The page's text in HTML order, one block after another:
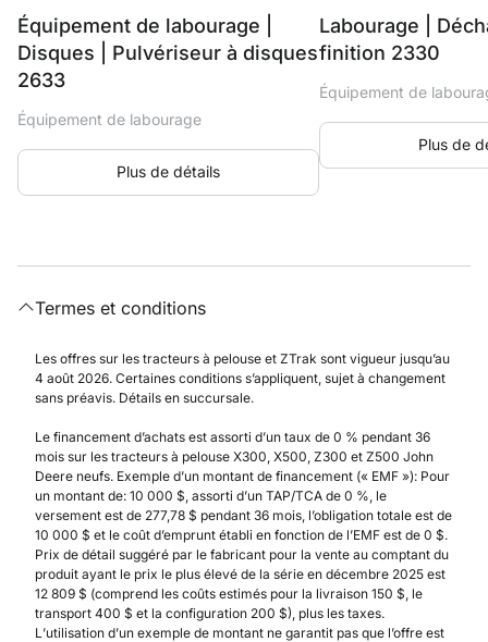
Équipement de labourage |
Disques | Pulvériseur à disques
2633
Équipement de labourage
Plus de détails
Labourage |
finition 2330
Équipement de
Plus de
Termes et conditions
Les offres sur les tracteurs à pelouse et ZTrak sont vigueur jusqu’au
4 août 2026. Certaines conditions s’appliquent, sujet à changement
sans préavis. Détails en succursale.
Le financement d’achats est assorti d’un taux de 0 % pendant 36
mois sur les tracteurs à pelouse X300, X500, Z300 et Z500 John
Deere neufs. Exemple d’un montant de financement (« EMF »): Pour
un montant de: 10 000 $, assorti d’un TAP/TCA de 0 %, le
versement est de 277,78 $ pendant 36 mois, l’obligation totale est de
10 000 $ et le coût d’emprunt établi en fonction de l’EMF est de 0 $.
Prix de détail suggéré par le fabricant pour la vente au comptant du
produit ayant le prix le plus élevé de la série en décembre 2025 est
12 809 $ (comprend les coûts estimés pour la livraison 150 $, le
transport 400 $ et la configuration 200 $), plus les taxes.
L’utilisation d’un exemple de montant ne garantit pas que l’offre est